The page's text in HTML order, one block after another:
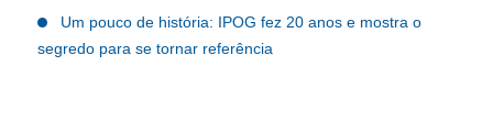
Um pouco de história: IPOG fez 20 anos e mostra o
segredo para se tornar referência